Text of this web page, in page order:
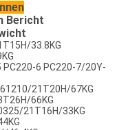
Bericht
33.8KG
PC220-6 PC220-7/20Y-
21T20H/67KG
66KG
21T16H/33KG